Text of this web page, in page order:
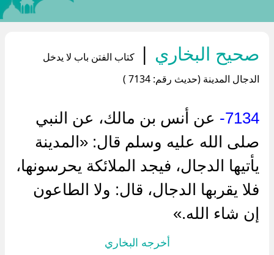
صحيح البخاري |
كتاب الفتن باب لا يدخل
الدجال المدينة (حديث رقم: 7134 )
7134-
عن ‌أنس بن مالك، عن النبي
صلى الله عليه وسلم قال: «المدينة
يأتيها الدجال، فيجد الملائكة يحرسونها،
فلا يقربها الدجال، قال: ولا الطاعون
إن شاء الله.»
أخرجه البخاري